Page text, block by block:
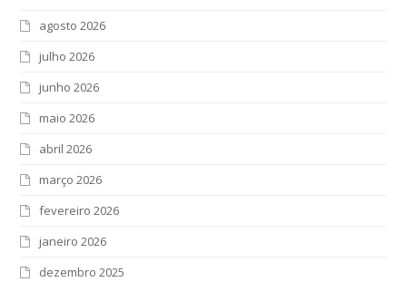
agosto 2026
julho 2026
junho 2026
maio 2026
abril 2026
março 2026
fevereiro 2026
janeiro 2026
dezembro 2025